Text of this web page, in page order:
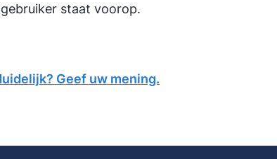
staat voorop.
Geef uw mening.